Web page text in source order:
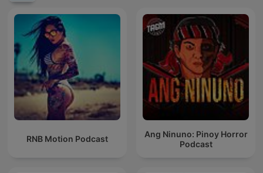
RNB Motion Podcast
Ang Ninuno: Pinoy Horror
Podcast